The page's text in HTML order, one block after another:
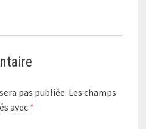
pas publiée. Les champs
avec *